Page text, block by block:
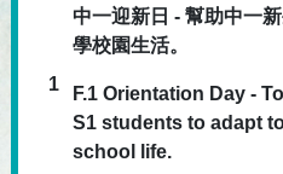
1
中一迎新日 - 幫助中一
學校園生活。
F.1 Orientation Day -
S1 students to adapt
school life.